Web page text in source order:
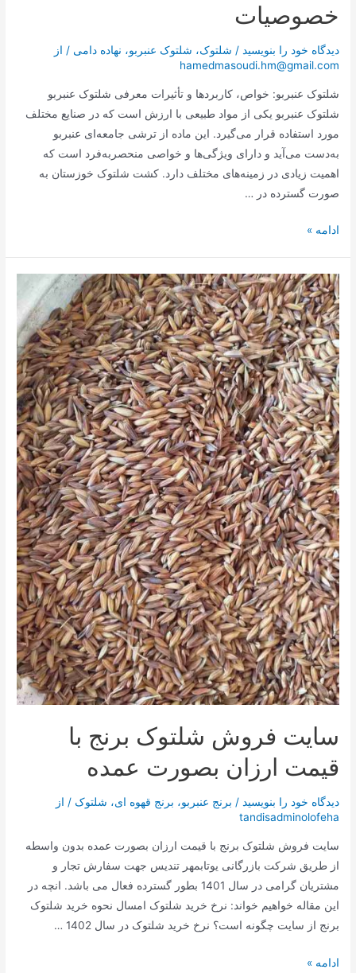
خصوصیات
دیدگاه‌ خود را بنویسید / شلتوک، شلتوک عنبربو، نهاده دامی / از
hamedmasoudi.hm@gmail.com
شلتوک عنبربو: خواص، کاربردها و تأثیرات معرفی شلتوک عنبربو
شلتوک عنبربو یکی از مواد طبیعی با ارزش است که در صنایع مختلف
مورد استفاده قرار می‌گیرد. این ماده از ترشی جامعه‌ای عنبربو
به‌دست می‌آید و دارای ویژگی‌ها و خواصی منحصربه‌فرد است که
اهمیت زیادی در زمینه‌های مختلف دارد. کشت شلتوک خوزستان به
صورت گسترده در …
ادامه »
سایت فروش شلتوک برنج با
قیمت ارزان بصورت عمده
دیدگاه‌ خود را بنویسید / برنج عنبربو، برنج قهوه ای، شلتوک / از
tandisadminolofeha
سایت فروش شلتوک برنج با قیمت ارزان بصورت عمده بدون واسطه
از طریق شرکت بازرگانی یوتابمهر تندیس جهت سفارش تجار و
مشتریان گرامی در سال 1401 بطور گسترده فعال می باشد. انچه در
این مقاله خواهیم خواند: نرخ خرید شلتوک امسال نحوه خرید شلتوک
برنج از سایت چگونه است؟ نرخ خرید شلتوک در سال 1402 …
ادامه »